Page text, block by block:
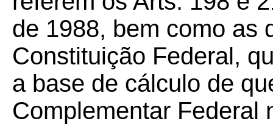
de 1988, bem como as
Constituição Federal,
a base de cálculo de
Complementar Federal